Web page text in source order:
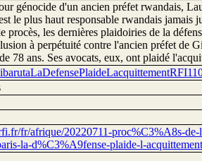
génocide d'un ancien préfet rwandais,
le plus haut responsable rwandais
procès, les dernières plaidoiries de la
à perpétuité contre l'ancien préfet de
78 ans. Ses avocats, eux, ont plaidé
fr/afrique/20220711-proc%C3%A8s-
la-d%C3%A9fense-plaide-l-acquittement